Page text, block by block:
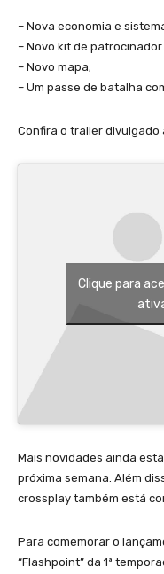
– Nova economia e
– Novo kit de
– Novo mapa;
– Um passe de batalha
Confira o trailer divulgado
Clique para
Mais novidades ainda
próxima semana. Além
crossplay também está
Para comemorar o
“Flashpoint” da 1ª